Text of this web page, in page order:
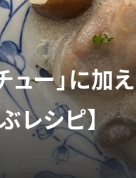
ュー」に
レシピ】